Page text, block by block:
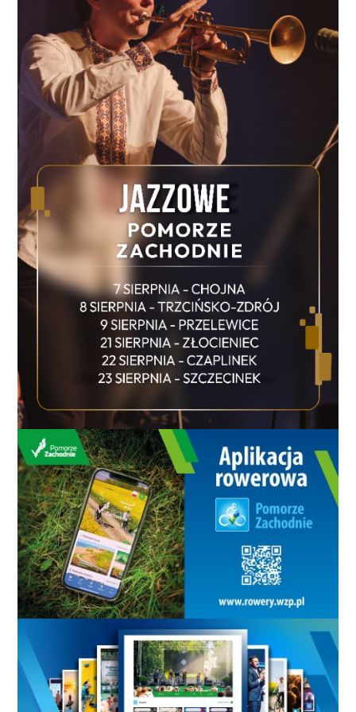
rozpocznie się 28 maja. Trzy dni później „Biało-
Czerwoni” zagrają we Wrocławiu z Ukrainą, a 3
czerwca podejmą na PGE Narodowym Nigerię. Po
przegranym marcowym finale baraży ze Szwecją i
braku awansu na mistrzostwa świata selekcjoner Jan
Urban ma okazję sprawdzić nowych lub mniej
ogranych zawodników. Na liście powołanych pojawili
się m.in. Kacper Potulski, Mateusz Żukowski, Karol
Czubak, Oskar Wójcik i Norbert Wojtuszek. W tym
gronie obecność Kacpra Kozłowskiego jest jednak
szczególnie ciekawa. To zawodnik, który ma już
reprezentacyjne doświadczenie, ale wciąż jest młody
i może odegrać ważną rolę w przebudowie kadry.
Jego ofensywne usposobienie, kreatywność i dobra
forma klubowa mogą być dla Jana Urbana
wartościowym argumentem przy budowaniu
drużyny na kolejne miesiące. Lista powołanych przez
Jana Urbana Bramkarze: Marcin Bułka, Kamil
Grabara, Mateusz Kochalski. Obrońcy: Jan Bednarek,
Tomasz Kędziora, Jakub Kiwior, Arkadiusz Pyrka,
Przemysław Wiśniewski, Kacper Potulski, Oskar
Wójcik, Norbert Wojtuszek. Pomocnicy: Jakub
Kamiński, Bartosz Kapustka, Kacper Kozłowski, Oskar
Pietuszewski, Jakub Piotrowski, Filip Rózga, Michał
Skóraś, Bartosz Slisz, Sebastian Szymański, Nicola
Zalewski, Piotr Zieliński. Napastnicy: Robert
Lewandowski, Karol Czubak, Karol Świderski,
Mateusz Żukowski. Ważny sygnał dla Kozłowskiego i
Koszalina Powołanie Kacpra Kozłowskiego to ważny
moment nie tylko dla samego piłkarza, ale także dla
koszalińskiego środowiska sportowego. Zawodnik,
który pierwsze piłkarskie kroki stawiał w Bałtyku
Koszalin, ponownie znalazł się w reprezentacji Polski i
ma szansę pokazać, że jego najlepszy czas dopiero
nadchodzi. Mecze z Ukrainą i Nigerią będą dla Jana